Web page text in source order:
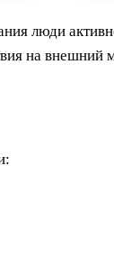
люди
на